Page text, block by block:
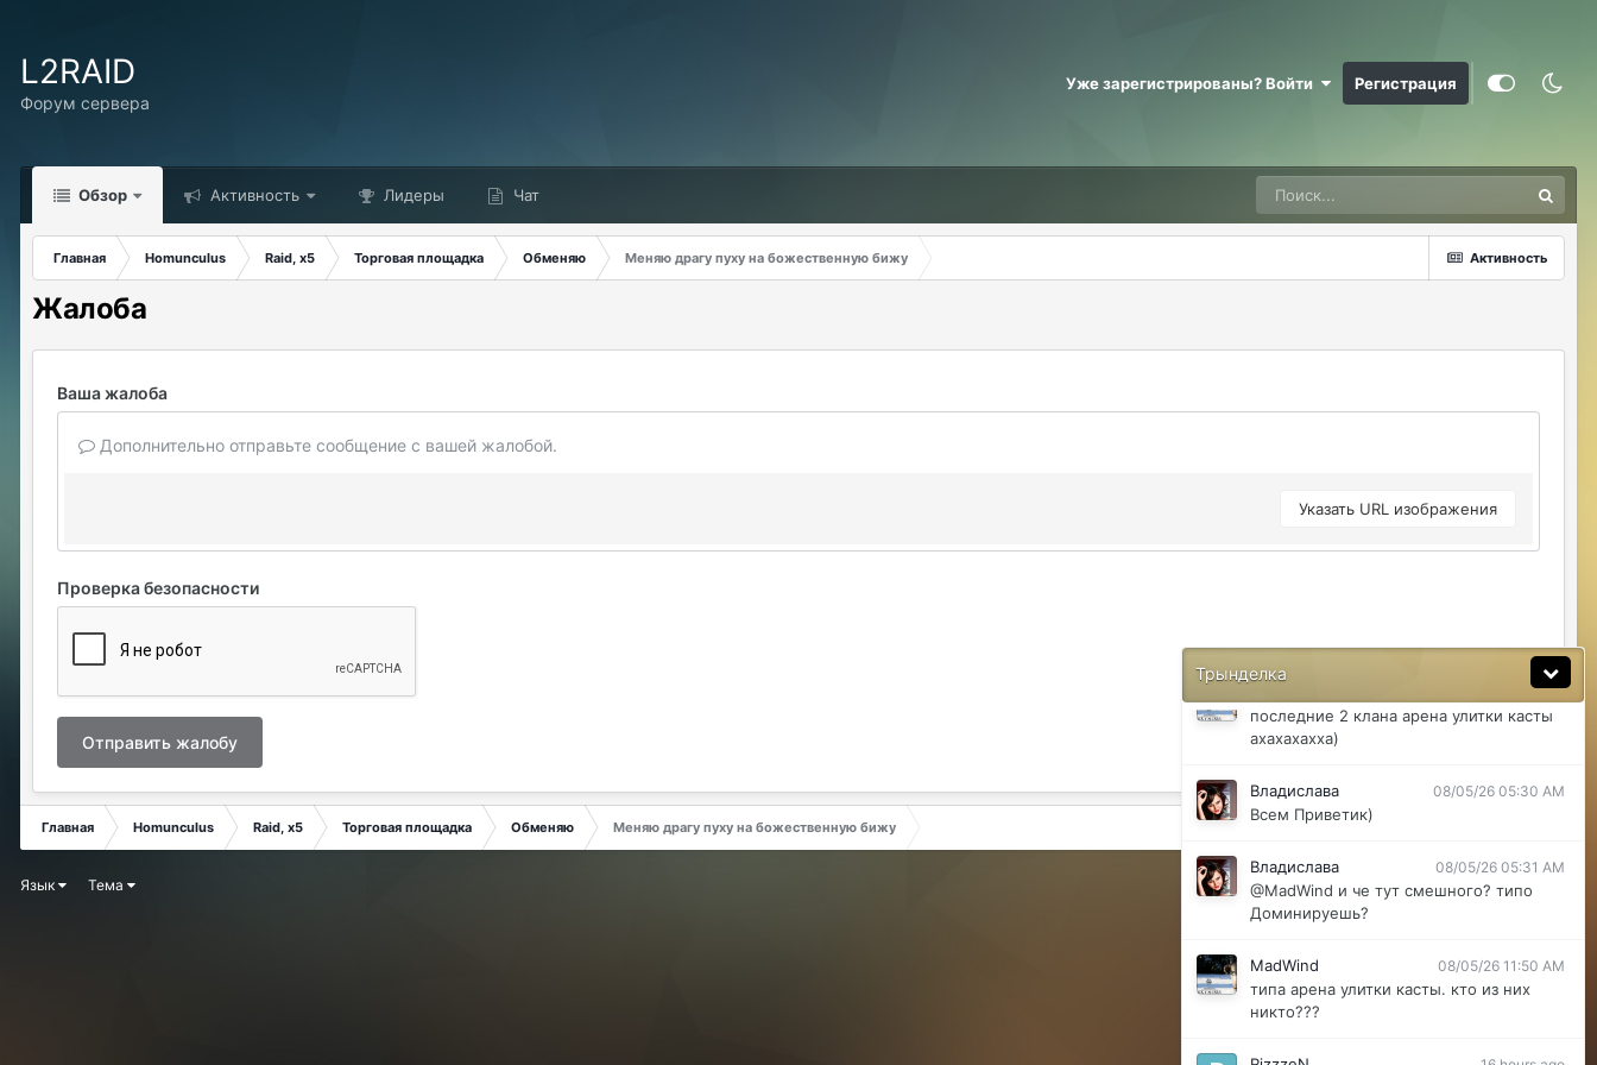
L2RAID
Форум сервера
Уже зарегистрированы? Войти Регистрация
Обзор Активность Лидеры Чат
Активность
Главная Homunculus Raid, x5 Торговая площадка Обменяю Меняю драгу пуху на божественную бижу
Жалоба
Ваша жалоба
Дополнительно отправьте сообщение с вашей жалобой.
Указать URL изображения
Проверка безопасности
Отправить жалобу
Главная Homunculus Raid, x5 Торговая площадка Обменяю Меняю драгу пуху на божественную бижу
Трынделка
Майкл Скофилд 07/28/26 09:16 AM
@Sensuella ненадо заниматься этой
ДусяАгрегаТ 08/04/26 09:23 AM
Последние два клана с сервера вышли
это печально (
08/04/26 10:24 AM
ДусяАгрегаТ 08/04/26 10:53 AM
Justina 08/04/26 11:33 AM
08/04/26 08:56 PM
последние 2 клана арена улитки касты
ахахахахха)
Владислава 08/05/26 05:30 AM
Всем Приветик)
Владислава 08/05/26 05:31 AM
@MadWind и че тут смешного? типо
Доминируешь?
MadWind 08/05/26 11:50 AM
типа арена улитки касты. кто из них
никто???
Язык Тема Powered by Invision Community